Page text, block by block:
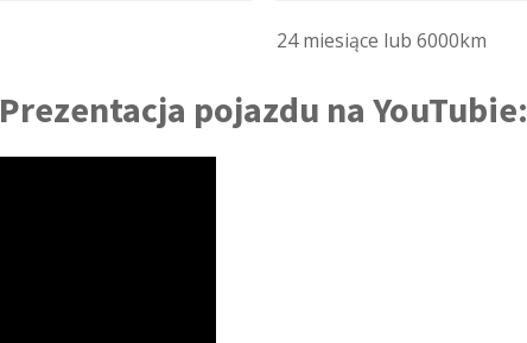
24 miesiące lub 6000km
Prezentacja pojazdu na YouTubie: